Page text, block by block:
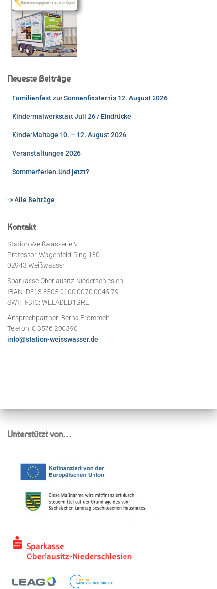
Neueste Beiträge
Familienfest zur Sonnenfinsternis 12. August 2026
Kindermalwerkstatt Juli 26 / Eindrücke
KinderMaltage 10. – 12. August 2026
Veranstaltungen 2026
Sommerferien.Und jetzt?
-> Alle Beiträge
Kontakt
Station Weißwasser e.V.
Professor-Wagenfeld-Ring 130
02943 Weißwasser
Sparkasse Oberlausitz-Niederschlesien
IBAN: DE13 8505 0100 0070 0045 79
SWIFT-BIC: WELADED1GRL
Ansprechpartner: Bernd Frommelt
Telefon: 0 3576 290390
info@station-weisswasser.de
Unterstützt von…